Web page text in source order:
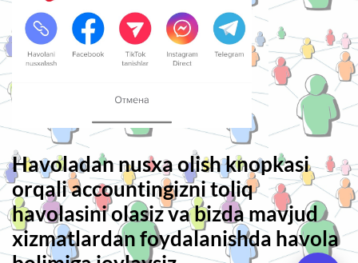
Havoladan nusxa olish knopkasi
orqali accountingizni toliq
havolasini olasiz va bizda mavjud
xizmatlardan foydalanishda havola